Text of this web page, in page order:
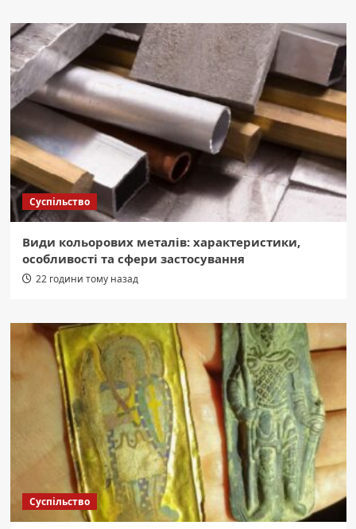
Суспільство
Види кольорових металів: характеристики,
особливості та сфери застосування
22 години тому назад
Суспільство